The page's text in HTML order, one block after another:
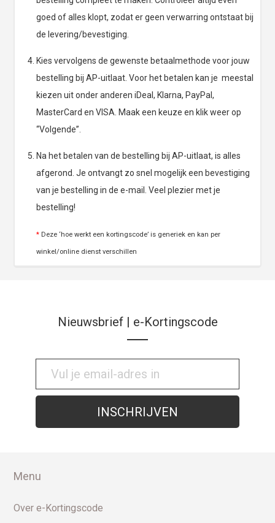
goed of alles klopt, zodat er geen verwarring ontstaat bij
de levering/bevestiging.
Kies vervolgens de gewenste betaalmethode voor jouw
bestelling bij AP-uitlaat. Voor het betalen kan je meestal
kiezen uit onder anderen iDeal, Klarna, PayPal,
MasterCard en VISA. Maak een keuze en klik weer op
“Volgende”.
Na het betalen van de bestelling bij AP-uitlaat, is alles
afgerond. Je ontvangt zo snel mogelijk een bevestiging
van je bestelling in de e-mail. Veel plezier met je
bestelling!
* Deze ‘hoe werkt een kortingscode’ is generiek en kan per
winkel/online dienst verschillen
Nieuwsbrief | e-Kortingscode
Menu
Over e-Kortingscode